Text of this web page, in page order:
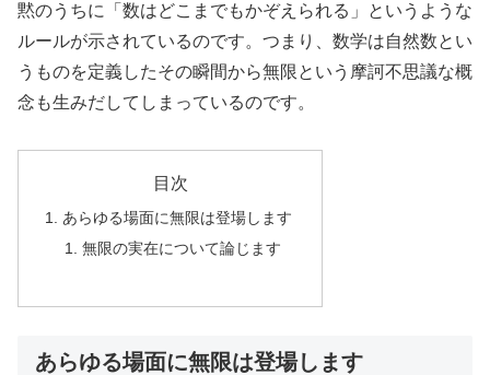
黙のうちに「数はどこまでもかぞえられる」というような
ルールが示されているのです。つまり、数学は自然数とい
うものを定義したその瞬間から無限という摩訶不思議な概
念も生みだしてしまっているのです。
目次
あらゆる場面に無限は登場します
無限の実在について論じます
あらゆる場面に無限は登場します